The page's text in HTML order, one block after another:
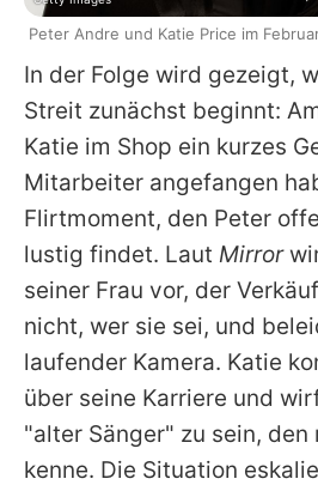
In der Folge wird gezeigt,
Streit zunächst beginnt:
Katie im Shop ein kurzes
Mitarbeiter angefangen
Flirtmoment, den Peter
lustig findet. Laut Mirror
seiner Frau vor, der
nicht, wer sie sei, und
laufender Kamera. Katie
über seine Karriere und
"alter Sänger" zu sein, den
kenne. Die Situation
Peter Andre und Katie Price im